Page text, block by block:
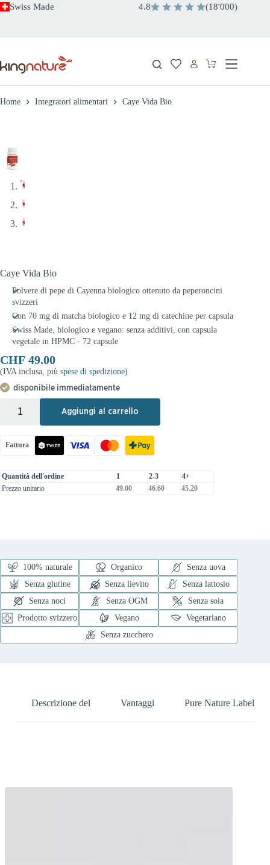
SaltaSwiss Made 4.8 (18'000)
Carrello
Home Integratori alimentari Caye Vida Bio
Caye Vida Bio
Polvere di pepe di Cayenna biologico ottenuto da peperoncini
svizzeri
Con 70 mg di matcha biologico e 12 mg di catechine per capsula
Swiss Made, biologico e vegano: senza additivi, con capsula
vegetale in HPMC - 72 capsule
CHF 49.00
(IVA inclusa, più spese di spedizione)
disponibile immediatamente
Aggiungi al carrello
Fattura
Quantità dell'ordine 1 2-3
4+
Prezzo unitario
49.00 46.60 45.20
100% naturale Organico
Senza uova
Senza glutine
Senza lievito
Senza lattosio
Senza noci
Senza OGM
Senza soia
Prodotto svizzero
Vegano
Vegetariano
Senza zucchero
Descrizione del Vantaggi Pure Nature Label